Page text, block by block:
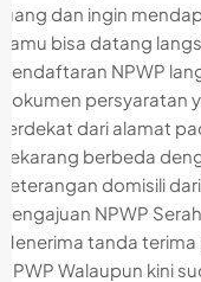
luang dan ingin
kamu bisa datang
pendaftaran NPWP
dokumen persyaratan
terdekat dari alamat
sekarang berbeda
keterangan domisili
pengajuan NPWP
Menerima tanda
NPWP Walaupun kini